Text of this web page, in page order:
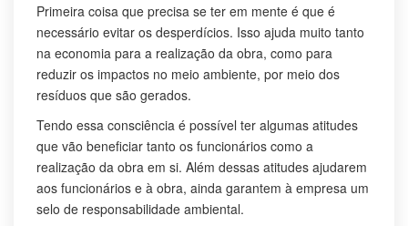
Primeira coisa que precisa se ter em mente é que é
necessário evitar os desperdícios. Isso ajuda muito tanto
na economia para a realização da obra, como para
reduzir os impactos no meio ambiente, por meio dos
resíduos que são gerados.
Tendo essa consciência é possível ter algumas atitudes
que vão beneficiar tanto os funcionários como a
realização da obra em si. Além dessas atitudes ajudarem
aos funcionários e à obra, ainda garantem à empresa um
selo de responsabilidade ambiental.